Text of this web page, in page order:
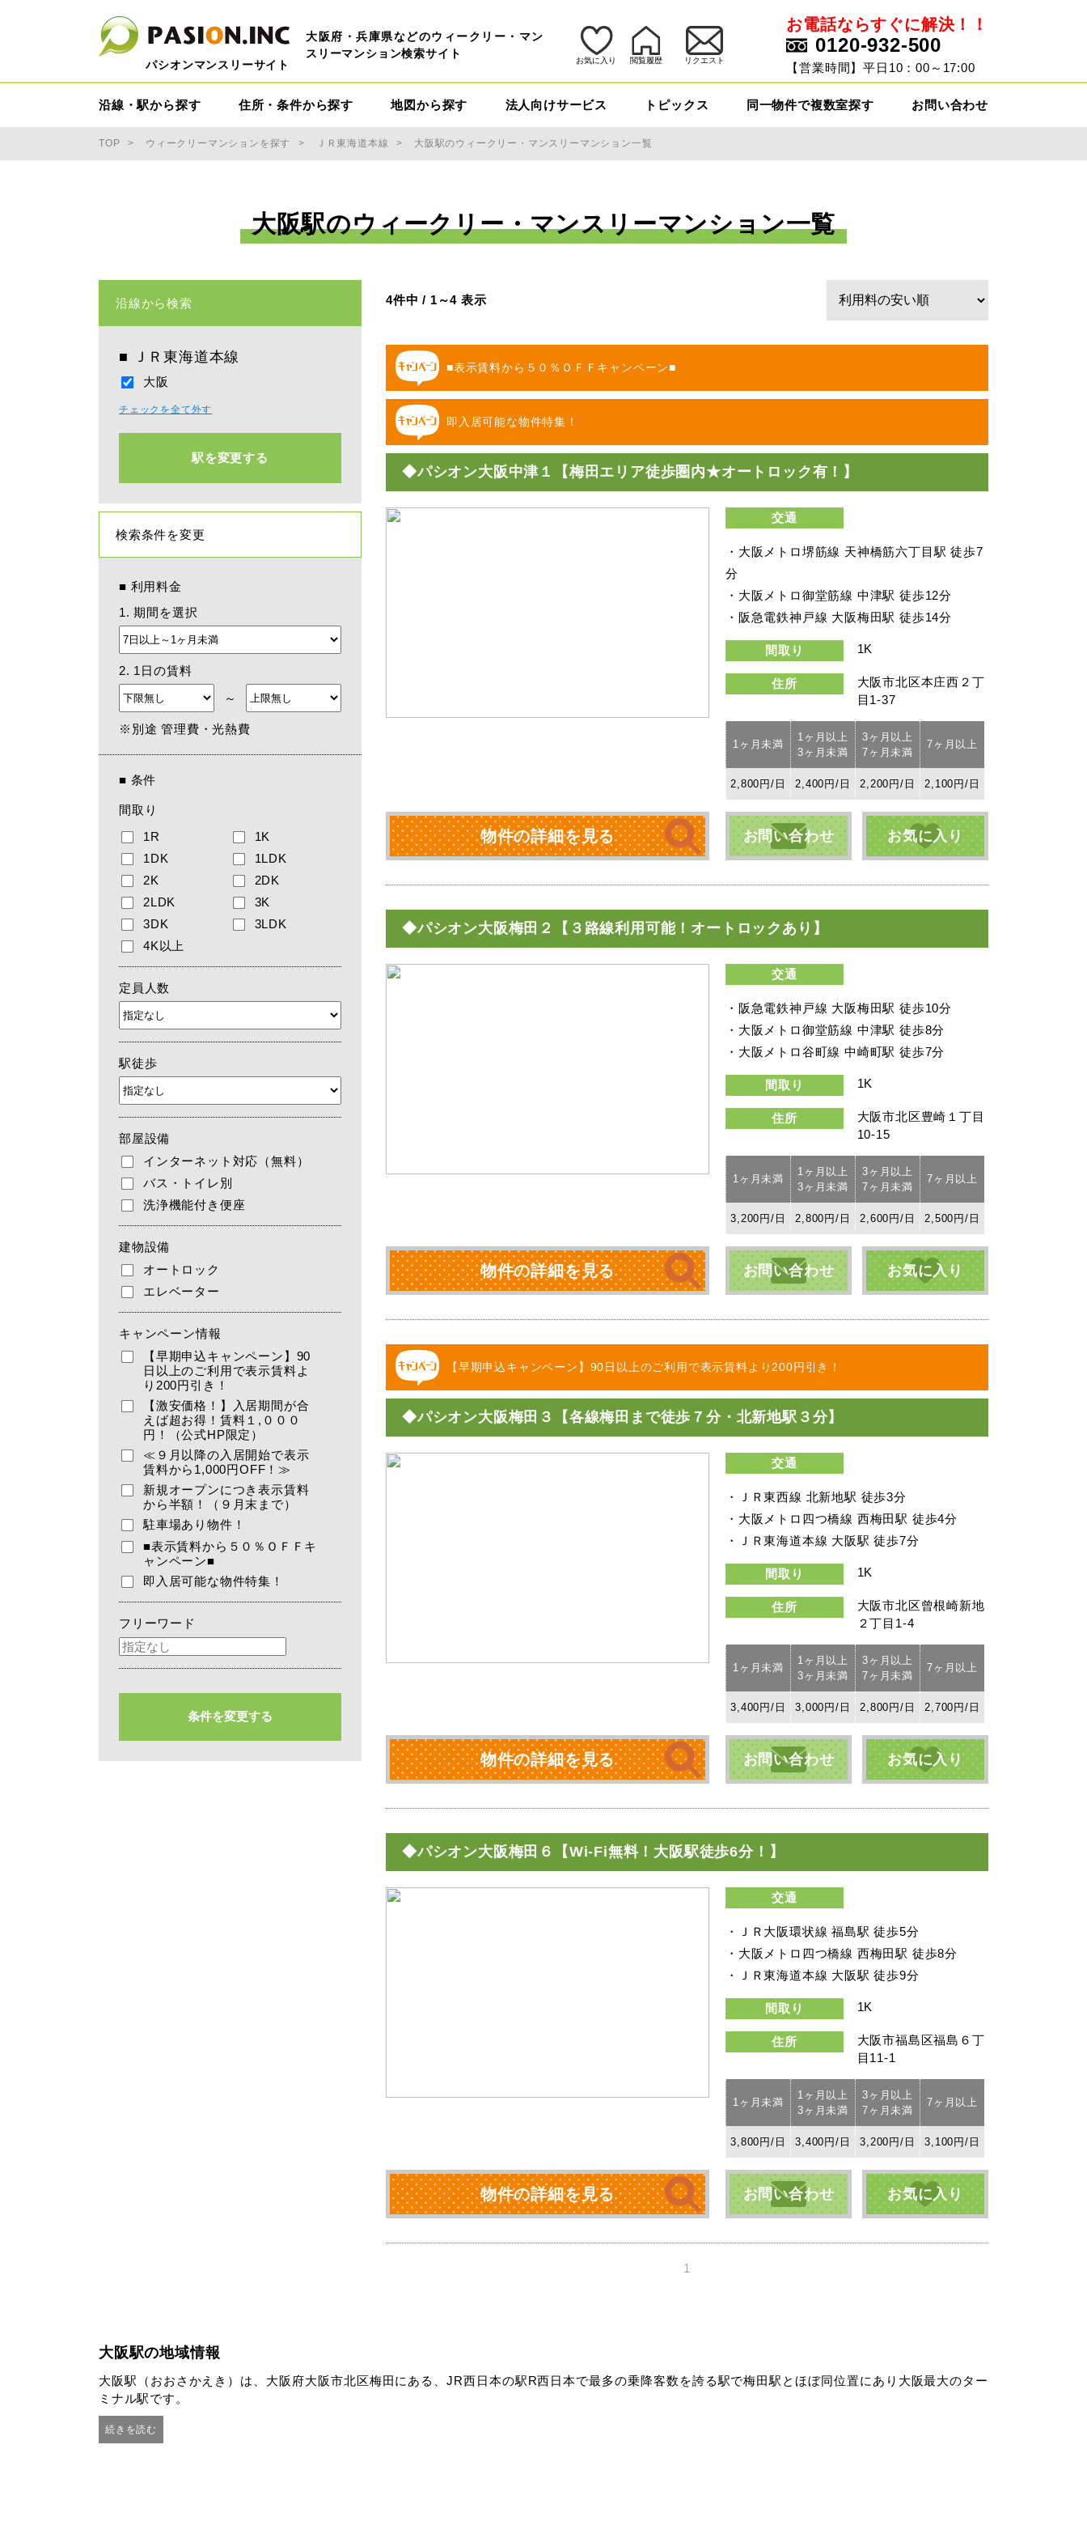
パシオンマンスリーサイト
大阪府・兵庫県などのウィークリー・マン
スリーマンション検索サイト
お気に入り 閲覧履歴 リクエスト
お電話ならすぐに解決！！
0120-932-500
【営業時間】平日10：00～17:00
沿線・駅から探す 住所・条件から探す 地図から探す 法人向けサービス トピックス 同一物件で複数室探す お問い合わせ
TOP ウィークリーマンションを探す ＪＲ東海道本線 大阪駅のウィークリー・マンスリーマンション一覧
大阪駅のウィークリー・マンスリーマンション一覧
沿線から検索
■ ＪＲ東海道本線
大阪
チェックを全て外す
駅を変更する
検索条件を変更
■ 利用料金
1. 期間を選択
2. 1日の賃料
～
※別途 管理費・光熱費
■ 条件
間取り
1R
1K
1DK
1LDK
2K
2DK
2LDK
3K
3DK
3LDK
4K以上
定員人数
駅徒歩
部屋設備
インターネット対応（無料）
バス・トイレ別
洗浄機能付き便座
建物設備
オートロック
エレベーター
キャンペーン情報
【早期申込キャンペーン】90
日以上のご利用で表示賃料よ
り200円引き！
【激安価格！】入居期間が合
えば超お得！賃料１,０００
円！（公式HP限定）
≪９月以降の入居開始で表示
賃料から1,000円OFF！≫
新規オープンにつき表示賃料
から半額！（９月末まで）
駐車場あり物件！
■表示賃料から５０％ＯＦＦキ
ャンペーン■
即入居可能な物件特集！
フリーワード
条件を変更する
4件中 / 1～4 表示
■表示賃料から５０％ＯＦＦキャンペーン■
即入居可能な物件特集！
◆パシオン大阪中津１【梅田エリア徒歩圏内★オートロック有！】
交通
・大阪メトロ堺筋線 天神橋筋六丁目駅 徒歩7
分
・大阪メトロ御堂筋線 中津駅 徒歩12分
・阪急電鉄神戸線 大阪梅田駅 徒歩14分
間取り 1K
住所
大阪市北区本庄西２丁
目1-37
1ヶ月未満
1ヶ月以上
3ヶ月未満
3ヶ月以上
7ヶ月未満
7ヶ月以上
2,800円/日 2,400円/日 2,200円/日 2,100円/日
物件の詳細を見る お問い合わせ お気に入り
◆パシオン大阪梅田２【３路線利用可能！オートロックあり】
交通
・阪急電鉄神戸線 大阪梅田駅 徒歩10分
・大阪メトロ御堂筋線 中津駅 徒歩8分
・大阪メトロ谷町線 中崎町駅 徒歩7分
間取り 1K
住所
大阪市北区豊崎１丁目
10-15
1ヶ月未満
1ヶ月以上
3ヶ月未満
3ヶ月以上
7ヶ月未満
7ヶ月以上
3,200円/日 2,800円/日 2,600円/日 2,500円/日
物件の詳細を見る お問い合わせ お気に入り
【早期申込キャンペーン】90日以上のご利用で表示賃料より200円引き！
◆パシオン大阪梅田３【各線梅田まで徒歩７分・北新地駅３分】
交通
・ＪＲ東西線 北新地駅 徒歩3分
・大阪メトロ四つ橋線 西梅田駅 徒歩4分
・ＪＲ東海道本線 大阪駅 徒歩7分
間取り 1K
住所
大阪市北区曾根崎新地
２丁目1-4
1ヶ月未満
1ヶ月以上
3ヶ月未満
3ヶ月以上
7ヶ月未満
7ヶ月以上
3,400円/日 3,000円/日 2,800円/日 2,700円/日
物件の詳細を見る お問い合わせ お気に入り
◆パシオン大阪梅田６【Wi-Fi無料！大阪駅徒歩6分！】
交通
・ＪＲ大阪環状線 福島駅 徒歩5分
・大阪メトロ四つ橋線 西梅田駅 徒歩8分
・ＪＲ東海道本線 大阪駅 徒歩9分
間取り 1K
住所
大阪市福島区福島６丁
目11-1
1ヶ月未満
1ヶ月以上
3ヶ月未満
3ヶ月以上
7ヶ月未満
7ヶ月以上
3,800円/日 3,400円/日 3,200円/日 3,100円/日
物件の詳細を見る お問い合わせ お気に入り
1
大阪駅の地域情報
大阪駅（おおさかえき）は、大阪府大阪市北区梅田にある、JR西日本の駅R西日本で最多の乗降客数を誇る駅で梅田駅とほぼ同位置にあり大阪最大のター
ミナル駅です。
続きを読む